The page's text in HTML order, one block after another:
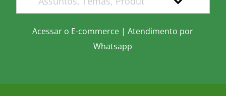
Acessar o E-commerce |Atendimento por
Whatsapp